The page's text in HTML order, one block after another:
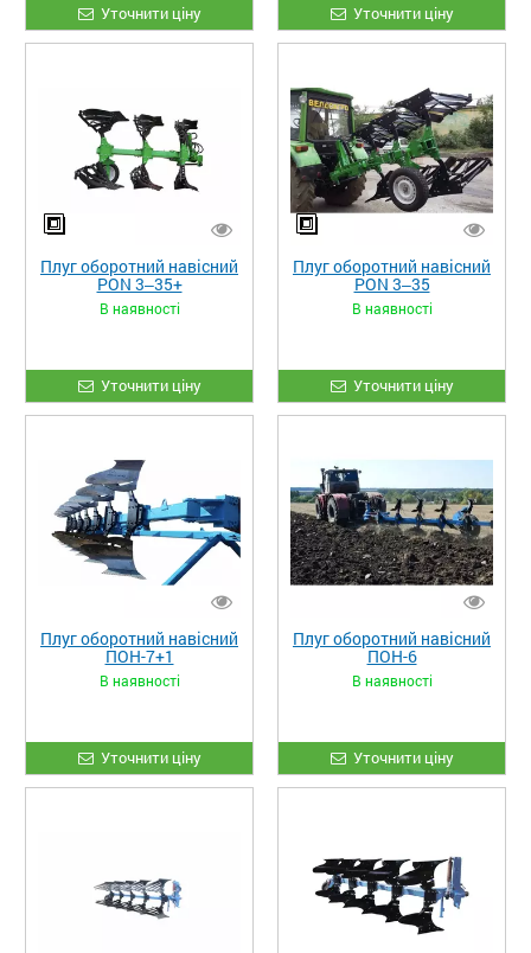
Уточнити ціну Уточнити ціну
Плуг оборотний навісний
PON 3‒35+
В наявності
Уточнити ціну
Плуг оборотний навісний
PON 3‒35
В наявності
Уточнити ціну
Плуг оборотний навісний
ПОН-7+1
В наявності
Уточнити ціну
Плуг оборотний навісний
ПОН-6
В наявності
Уточнити ціну